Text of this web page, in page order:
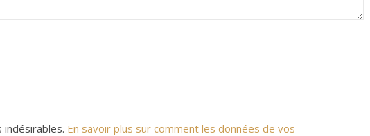
indésirables. En savoir plus sur comment les données de vos